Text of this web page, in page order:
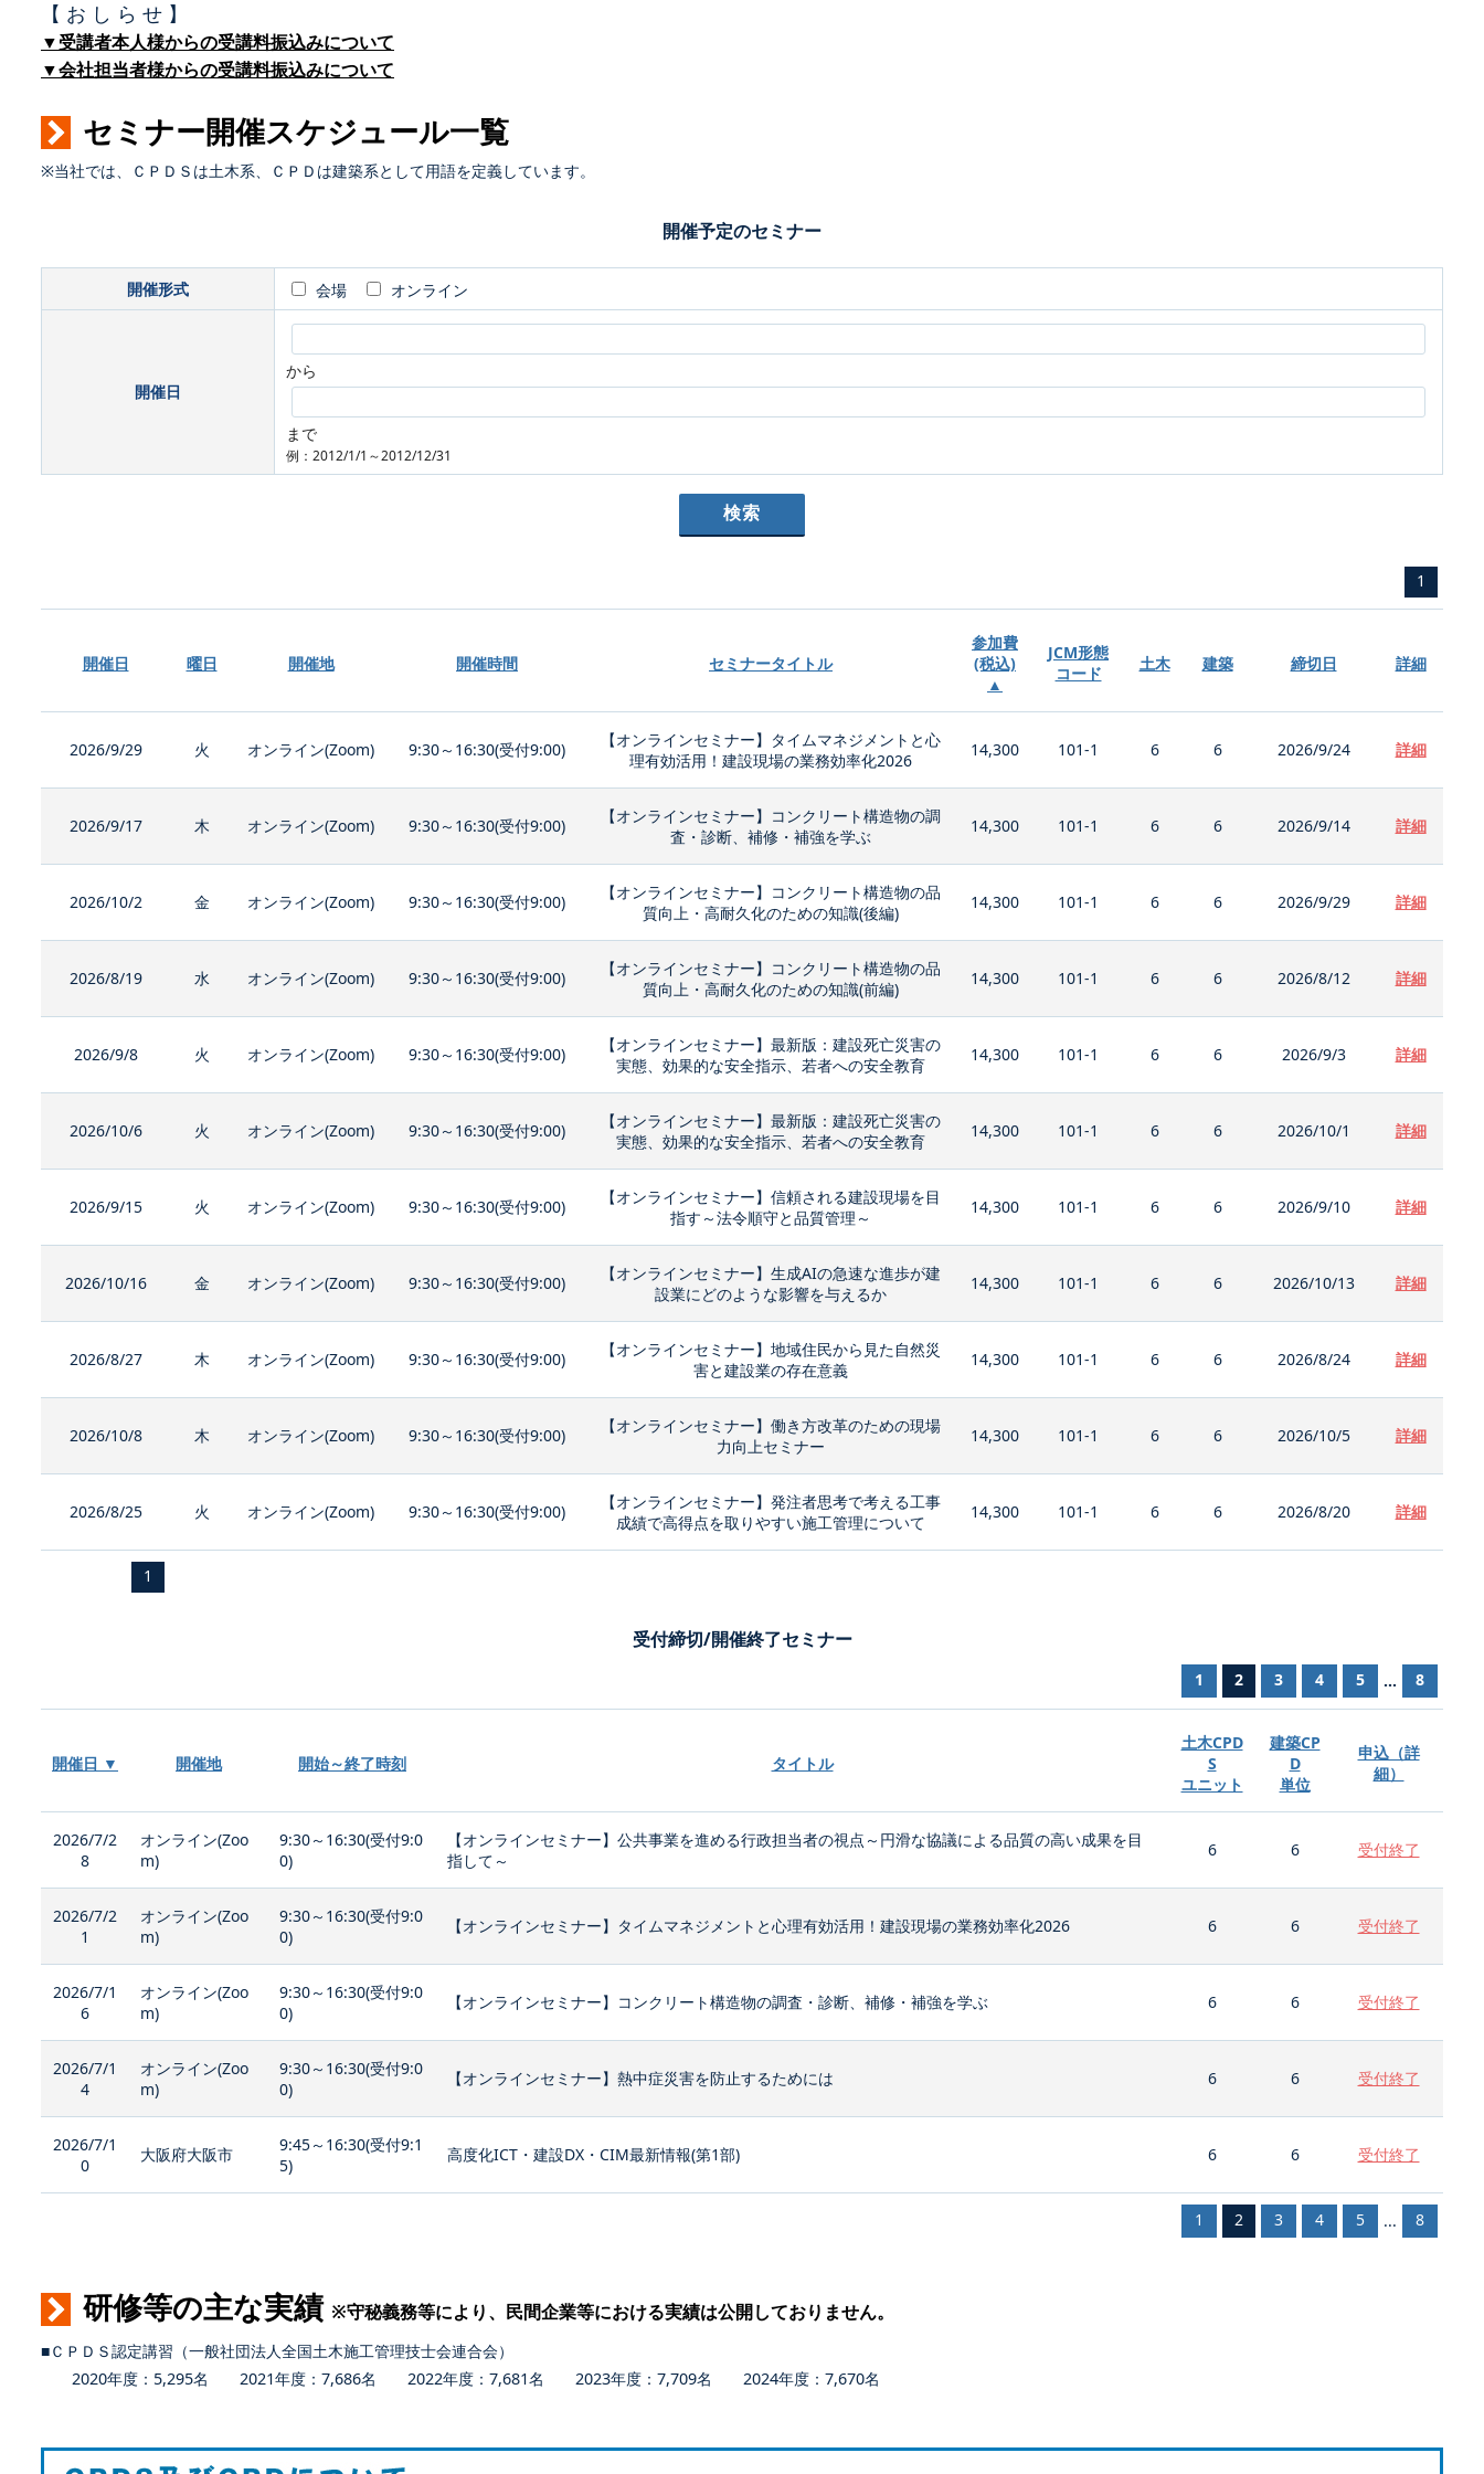
【 お し ら せ 】
▼受講者本人様からの受講料振込みについて
▼会社担当者様からの受講料振込みについて
セミナー開催スケジュール一覧
※当社では、ＣＰＤＳは土木系、ＣＰＤは建築系として用語を定義しています。
開催予定のセミナー
開催形式 会場 オンライン
開催日
から
まで
例：2012/1/1～2012/12/31
1
開催日 曜日 開催地 開催時間 セミナータイトル
参加費
(税込)
▲
JCM形態
コード
土木 建築 締切日 詳細
2026/9/29 火 オンライン(Zoom) 9:30～16:30(受付9:00)
【オンラインセミナー】タイムマネジメントと心
理有効活用！建設現場の業務効率化2026
14,300 101-1 6 6 2026/9/24 詳細
2026/9/17 木 オンライン(Zoom) 9:30～16:30(受付9:00)
【オンラインセミナー】コンクリート構造物の調
査・診断、補修・補強を学ぶ
14,300 101-1 6 6 2026/9/14 詳細
2026/10/2 金 オンライン(Zoom) 9:30～16:30(受付9:00)
【オンラインセミナー】コンクリート構造物の品
質向上・高耐久化のための知識(後編)
14,300 101-1 6 6 2026/9/29 詳細
2026/8/19 水 オンライン(Zoom) 9:30～16:30(受付9:00)
【オンラインセミナー】コンクリート構造物の品
質向上・高耐久化のための知識(前編)
14,300 101-1 6 6 2026/8/12 詳細
2026/9/8 火 オンライン(Zoom) 9:30～16:30(受付9:00)
【オンラインセミナー】最新版：建設死亡災害の
実態、効果的な安全指示、若者への安全教育
14,300 101-1 6 6 2026/9/3 詳細
2026/10/6 火 オンライン(Zoom) 9:30～16:30(受付9:00)
【オンラインセミナー】最新版：建設死亡災害の
実態、効果的な安全指示、若者への安全教育
14,300 101-1 6 6 2026/10/1 詳細
2026/9/15 火 オンライン(Zoom) 9:30～16:30(受付9:00)
【オンラインセミナー】信頼される建設現場を目
指す～法令順守と品質管理～
14,300 101-1 6 6 2026/9/10 詳細
2026/10/16 金 オンライン(Zoom) 9:30～16:30(受付9:00)
【オンラインセミナー】生成AIの急速な進歩が建
設業にどのような影響を与えるか
14,300 101-1 6 6 2026/10/13 詳細
2026/8/27 木 オンライン(Zoom) 9:30～16:30(受付9:00)
【オンラインセミナー】地域住民から見た自然災
害と建設業の存在意義
14,300 101-1 6 6 2026/8/24 詳細
2026/10/8 木 オンライン(Zoom) 9:30～16:30(受付9:00)
【オンラインセミナー】働き方改革のための現場
力向上セミナー
14,300 101-1 6 6 2026/10/5 詳細
2026/8/25 火 オンライン(Zoom) 9:30～16:30(受付9:00)
【オンラインセミナー】発注者思考で考える工事
成績で高得点を取りやすい施工管理について
14,300 101-1 6 6 2026/8/20 詳細
1
受付締切/開催終了セミナー
1 2 3 4 5 ... 8
開催日 ▼ 開催地 開始～終了時刻 タイトル
土木CPD
S
ユニット
建築CP
D
単位
申込（詳
細）
2026/7/2
8
オンライン(Zoo
m)
9:30～16:30(受付9:0
0)
【オンラインセミナー】公共事業を進める行政担当者の視点～円滑な協議による品質の高い成果を目
指して～
6 6 受付終了
2026/7/2
1
オンライン(Zoo
m)
9:30～16:30(受付9:0
0)
【オンラインセミナー】タイムマネジメントと心理有効活用！建設現場の業務効率化2026 6 6 受付終了
2026/7/1
6
オンライン(Zoo
m)
9:30～16:30(受付9:0
0)
【オンラインセミナー】コンクリート構造物の調査・診断、補修・補強を学ぶ 6 6 受付終了
2026/7/1
4
オンライン(Zoo
m)
9:30～16:30(受付9:0
0)
【オンラインセミナー】熱中症災害を防止するためには 6 6 受付終了
2026/7/1
0
大阪府大阪市
9:45～16:30(受付9:1
5)
高度化ICT・建設DX・CIM最新情報(第1部) 6 6 受付終了
1 2 3 4 5 ... 8
研修等の主な実績 ※守秘義務等により、民間企業等における実績は公開しておりません。
■ＣＰＤＳ認定講習（一般社団法人全国土木施工管理技士会連合会）
2020年度：5,295名 2021年度：7,686名 2022年度：7,681名 2023年度：7,709名 2024年度：7,670名